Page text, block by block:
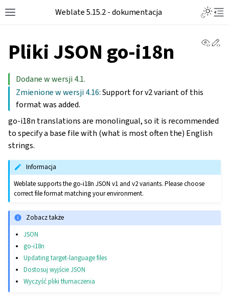
Weblate 5.15.2 - dokumentacja
Pliki JSON go-i18n
Dodane w wersji 4.1.
Zmienione w wersji 4.16:Support for v2 variant of this
format was added.
go-i18n translations are monolingual, so it is recommended
to specify a base file with (what is most often the) English
strings.
Informacja
Weblate supports the go-i18n JSON v1 and v2 variants. Please choose
correct file format matching your environment.
Zobacz także
JSON
go-i18n
Updating target-language files
Dostosuj wyjście JSON
Wyczyść pliki tłumaczenia